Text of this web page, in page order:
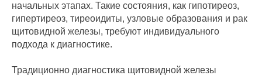
начальных этапах. Такие состояния, как гипотиреоз,
гипертиреоз, тиреоидиты, узловые образования и рак
щитовидной железы, требуют индивидуального
подхода к диагностике.
Традиционно диагностика щитовидной железы